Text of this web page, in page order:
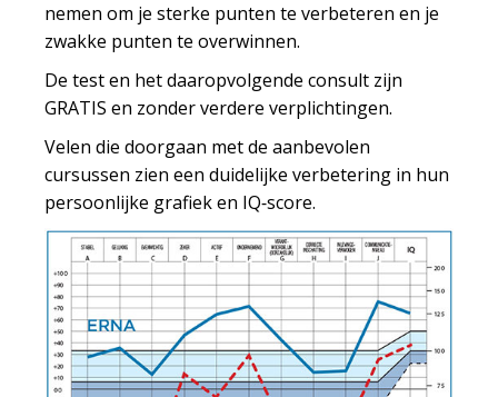
nemen om je sterke punten te verbeteren en je
zwakke punten te overwinnen.
De test en het daaropvolgende consult zijn
GRATIS en zonder verdere verplichtingen.
Velen die doorgaan met de aanbevolen
cursussen zien een duidelijke verbetering in hun
persoonlijke grafiek en IQ‑score.